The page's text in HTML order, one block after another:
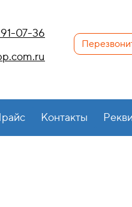
07-36
Контакты